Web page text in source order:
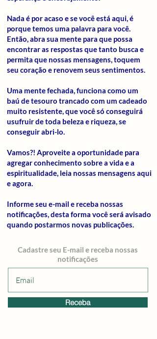
Nada é por acaso e se você está aqui, é
porque temos uma palavra para você.
Então, abra sua mente para que possa
encontrar as respostas que tanto busca e
permita que nossas mensagens, toquem
seu coração e renovem seus sentimentos.
Uma mente fechada, funciona como um
baú de tesouro trancado com um cadeado
muito resistente, que você só conseguirá
usufruir de toda beleza e riqueza, se
conseguir abri-lo.
Vamos?! Aproveite a oportunidade para
agregar conhecimento sobre a vida e a
espiritualidade, leia nossas mensagens aqui
e agora.
Informe seu e-mail e receba nossas
notificações, desta forma você será avisado
quando postarmos novas publicações.
Cadastre seu E-mail e receba nossas
notificações
Receba